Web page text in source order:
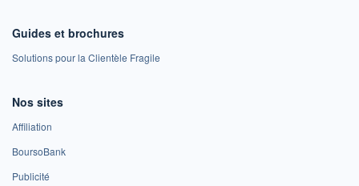
Guides et brochures
Solutions pour la Clientèle Fragile
Nos sites
Affiliation
BoursoBank
Publicité